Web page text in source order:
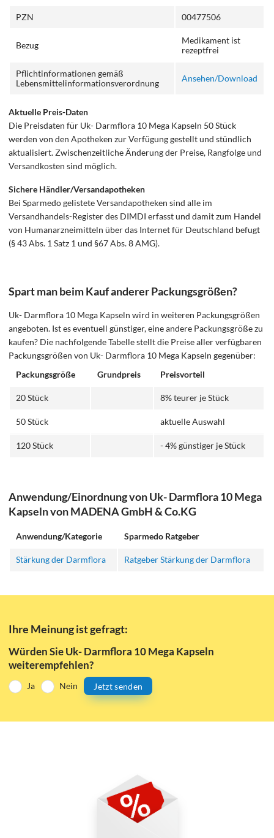
PZN 00477506
Bezug
Medikament ist
rezeptfrei
Pflichtinformationen gemäß
Lebensmittelinformationsverordnung
Ansehen/Download
Aktuelle Preis-Daten
Die Preisdaten für Uk- Darmflora 10 Mega Kapseln 50 Stück
werden von den Apotheken zur Verfügung gestellt und stündlich
aktualisiert. Zwischenzeitliche Änderung der Preise, Rangfolge und
Versandkosten sind möglich.
Sichere Händler/Versandapotheken
Bei Sparmedo gelistete Versandapotheken sind alle im
Versandhandels-Register des DIMDI erfasst und damit zum Handel
von Humanarzneimitteln über das Internet für Deutschland befugt
(§ 43 Abs. 1 Satz 1 und §67 Abs. 8 AMG).
Spart man beim Kauf anderer Packungsgrößen?
Uk- Darmflora 10 Mega Kapseln wird in weiteren Packungsgrößen
angeboten. Ist es eventuell günstiger, eine andere Packungsgröße zu
kaufen? Die nachfolgende Tabelle stellt die Preise aller verfügbaren
Packungsgrößen von Uk- Darmflora 10 Mega Kapseln gegenüber:
Packungsgröße
Grundpreis Preisvorteil
20 Stück 8% teurer je Stück
50 Stück aktuelle Auswahl
120 Stück - 4% günstiger je Stück
Anwendung/Einordnung von Uk- Darmflora 10 Mega
Kapseln von MADENA GmbH & Co.KG
Anwendung/Kategorie Sparmedo Ratgeber
Stärkung der Darmflora Ratgeber Stärkung der Darmflora
Ihre Meinung ist gefragt:
Würden Sie Uk- Darmflora 10 Mega Kapseln
weiterempfehlen?
Ja Nein Jetzt senden